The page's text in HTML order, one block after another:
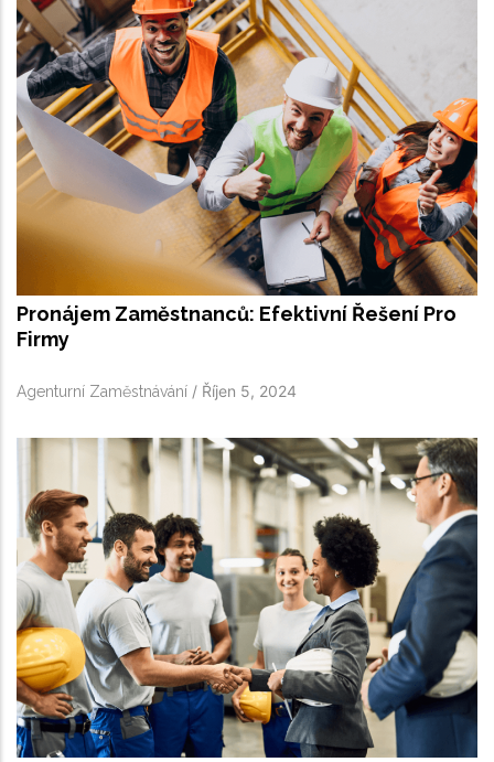
Pronájem Zaměstnanců: Efektivní Řešení Pro
Firmy
Agenturní Zaměstnávání / Říjen 5, 2024